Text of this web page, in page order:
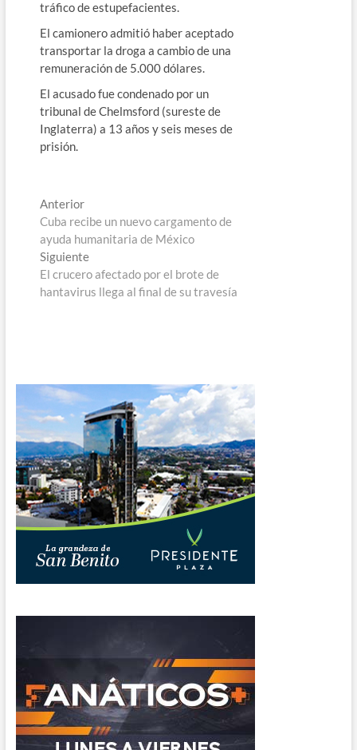
tráfico de estupefacientes.
El camionero admitió haber aceptado
transportar la droga a cambio de una
remuneración de 5.000 dólares.
El acusado fue condenado por un
tribunal de Chelmsford (sureste de
Inglaterra) a 13 años y seis meses de
prisión.
Navegación
de
entradas
AnteriorEntrada
anterior:
Cuba recibe un nuevo cargamento de
ayuda humanitaria de México
SiguienteEntrada
siguiente:
El crucero afectado por el brote de
hantavirus llega al final de su travesía